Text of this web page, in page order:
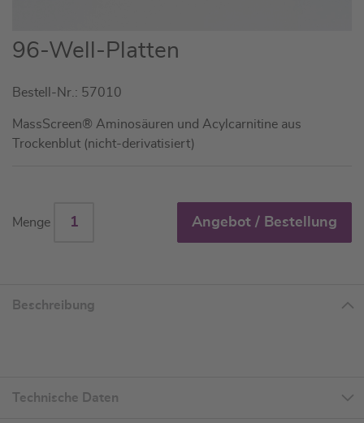
Zum
Anfang
Bildgalerie
springen
96-Well-Platten
Bestell-Nr.: 57010
MassScreen® Aminosäuren und Acylcarnitine aus
Trockenblut (nicht-derivatisiert)
Menge Angebot / Bestellung
Beschreibung
Technische Daten